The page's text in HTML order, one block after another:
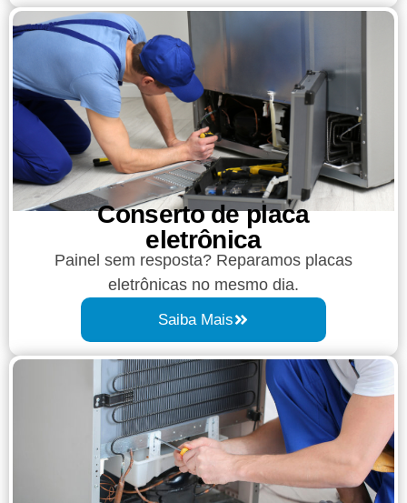
Conserto de placa
eletrônica
Painel sem resposta? Reparamos placas
eletrônicas no mesmo dia.
Saiba Mais